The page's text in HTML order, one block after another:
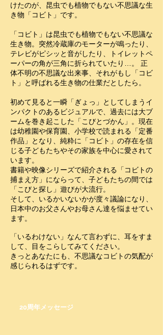
けたのが、昆虫でも植物でもない不思議な生
き物「コビト」です。
「コビト」は昆虫でも植物でもない不思議な
生き物。突然冷蔵庫のモーターが鳴ったり、
テレビがピシッと音がしたり、トイレットペ
ーパーの角が三角に折られていたり…。 正
体不明の不思議な出来事、それがもし「コビ
ト」と呼ばれる生き物の仕業だとしたら。
初めて見ると一瞬「ぎょっ」としてしまうイ
ンパクトのあるビジュアルで、過去には大ブ
ームを巻き起こした「こびとづかん」。現在
は幼稚園や保育園、小学校で読まれる「定番
作品」となり、純粋に「コビト」の存在を信
じる子どもたちやその家族を中心に愛されて
います。
書籍や映像シリーズで紹介される 「コビトの
捕まえ方」にならって、子どもたちの間では
「こびと探し」遊びが大流行。
そして、いるかいないかが度々議論になり、
日本中のお父さんやお母さん達を悩ませてい
ます。
「いるわけない」なんて言わずに、耳をすま
して、目をこらしてみてください。
きっとあなたにも、不思議なコビトの気配が
感じられるはずです。
20周年メッセージ